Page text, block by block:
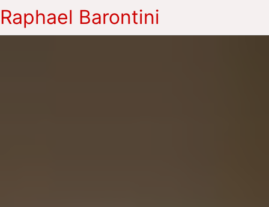
Raphael Barontini